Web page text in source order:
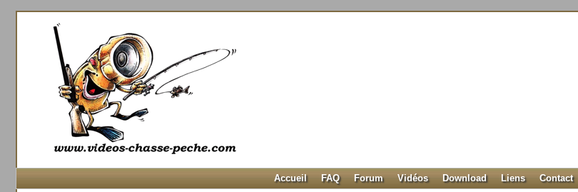
Accueil FAQ Forum Vidéos Download Liens Contact